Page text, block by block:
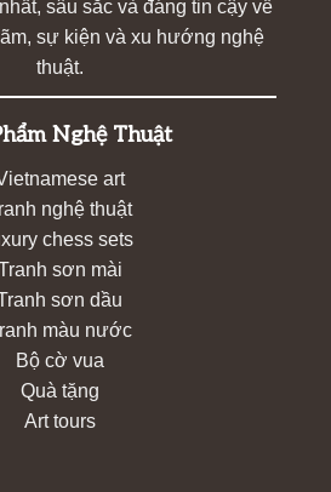
sâu sắc và đáng tin cậy về
sự kiện và xu hướng nghệ
thuật.
Nghệ Thuật
art
nghệ thuật
chess sets
sơn mài
sơn dầu
màu nước
Bộ cờ vua
Quà tặng
Art tours